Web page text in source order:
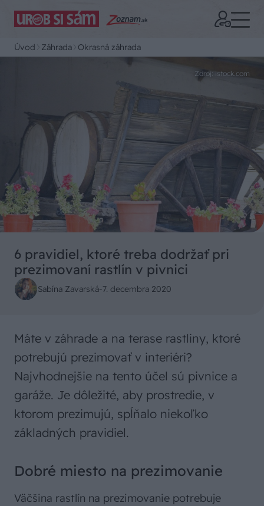
Úvod Záhrada Okrasná záhrada
Zdroj: istock.com
6 pravidiel, ktoré treba dodržať pri
prezimovaní rastlín v pivnici
Sabína Zavarská-7. decembra 2020
Máte v záhrade a na terase rastliny, ktoré
potrebujú prezimovať v interiéri?
Najvhodnejšie na tento účel sú pivnice a
garáže. Je dôležité, aby prostredie, v
ktorom prezimujú, spĺňalo niekoľko
základných pravidiel.
Dobré miesto na prezimovanie
Väčšina rastlín na prezimovanie potrebuje